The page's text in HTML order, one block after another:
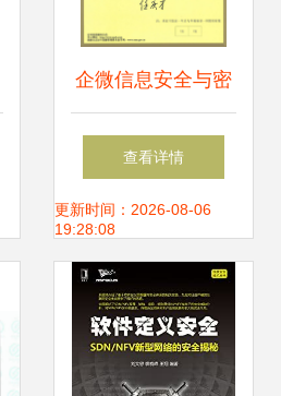
企微信息安全与密
码管理——筑牢企
业数字资产防护墙
查看详情
更新时间：2026-08-06
19:28:08